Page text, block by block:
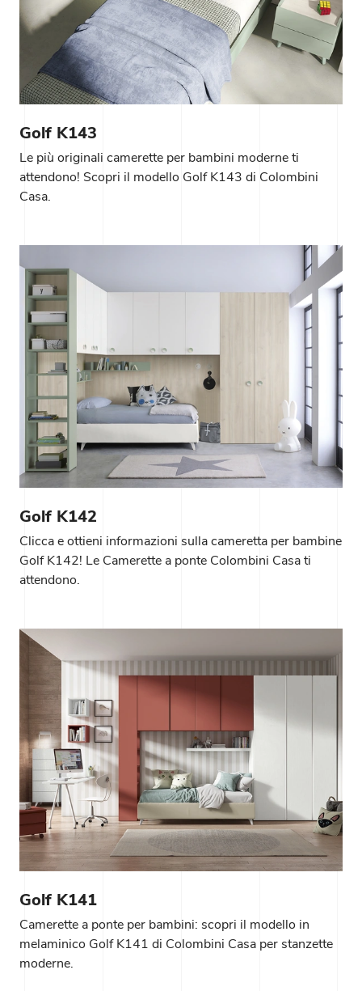
Golf K143
Le più originali camerette per bambini moderne ti
attendono! Scopri il modello Golf K143 di Colombini
Casa.
Golf K142
Clicca e ottieni informazioni sulla cameretta per bambine
Golf K142! Le Camerette a ponte Colombini Casa ti
attendono.
Golf K141
Camerette a ponte per bambini: scopri il modello in
melaminico Golf K141 di Colombini Casa per stanzette
moderne.